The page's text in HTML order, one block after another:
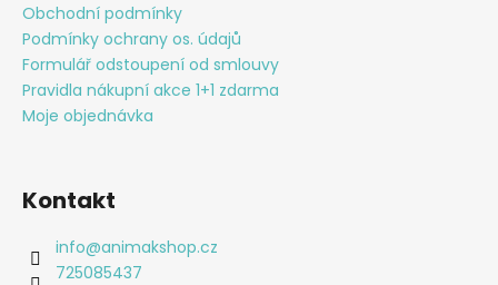
Obchodní podmínky
Podmínky ochrany os. údajů
Formulář odstoupení od smlouvy
Pravidla nákupní akce 1+1 zdarma
Moje objednávka
Kontakt
info@animakshop.cz
725085437